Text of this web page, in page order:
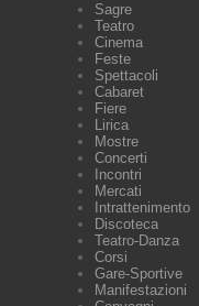
Sagre
Teatro
Cinema
Feste
Spettacoli
Cabaret
Fiere
Lirica
Mostre
Concerti
Incontri
Mercati
Intrattenimento
Discoteca
Teatro-Danza
Corsi
Gare-Sportive
Manifestazioni